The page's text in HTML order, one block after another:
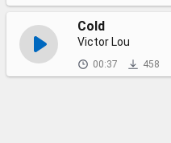
Cold
Victor Lou
00:37 458